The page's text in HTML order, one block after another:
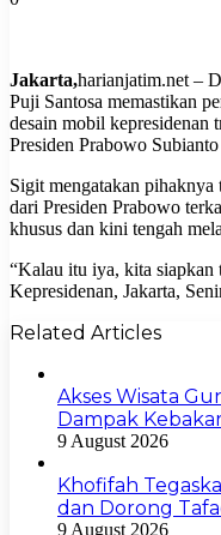
Jakarta,harianjatim.net –
Puji Santosa memastikan
desain mobil kepresidenan
Presiden Prabowo
Sigit mengatakan pihaknya
dari Presiden Prabowo
khusus dan kini tengah
“Kalau itu iya, kita siapkan
Kepresidenan, Jakarta,
Related Articles
Akses Wisata
Dampak
9 August 2026
Khofifah
dan Dorong
9 August 2026